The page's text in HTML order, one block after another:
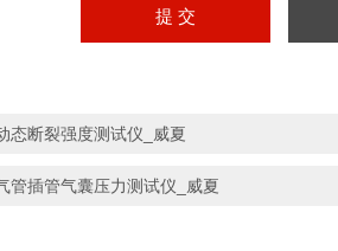
态断裂强度测试仪_威夏
管插管气囊压力测试仪_威夏